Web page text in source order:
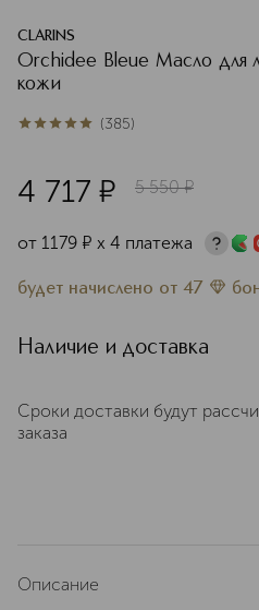
CLARINS
Orchidee Bleue Масло для
кожи
5из 5385 (385)
4 717 ¤ 5 550 ¤
от 1179 ¤ х 4 платежа
будет начислено от 47
Наличие и доставка
Сроки доставки будут
заказа
Описание